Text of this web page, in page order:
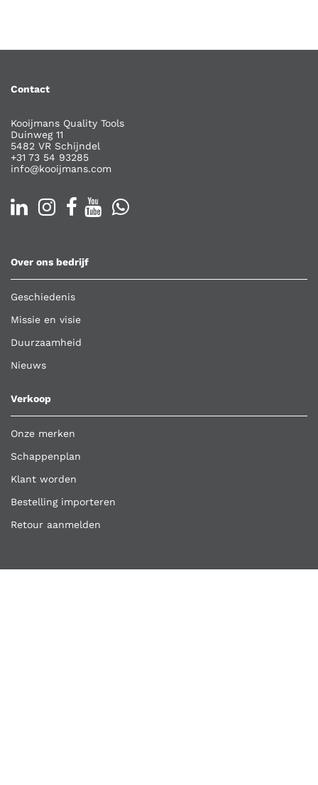
Contact
Kooijmans Quality Tools
Duinweg 11
5482 VR Schijndel
+31 73 54 93285
info@kooijmans.com
Over ons bedrijf
Geschiedenis
Missie en visie
Duurzaamheid
Nieuws
Verkoop
Onze merken
Schappenplan
Klant worden
Bestelling importeren
Retour aanmelden